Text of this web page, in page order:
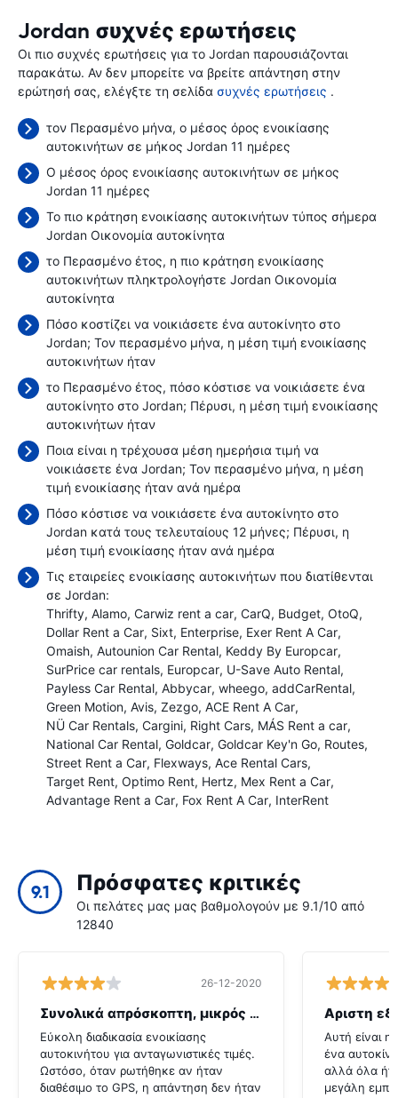
Jordan συχνές ερωτήσεις
Οι πιο συχνές ερωτήσεις για το Jordan παρουσιάζονται
παρακάτω. Αν δεν μπορείτε να βρείτε απάντηση στην
ερώτησή σας, ελέγξτε τη σελίδα συχνές ερωτήσεις .
τον Περασμένο μήνα, ο μέσος όρος ενοικίασης
αυτοκινήτων σε μήκος Jordan 11 ημέρες
Ο μέσος όρος ενοικίασης αυτοκινήτων σε μήκος
Jordan 11 ημέρες
Το πιο κράτηση ενοικίασης αυτοκινήτων τύπος σήμερα
Jordan Οικονομία αυτοκίνητα
το Περασμένο έτος, η πιο κράτηση ενοικίασης
αυτοκινήτων πληκτρολογήστε Jordan Οικονομία
αυτοκίνητα
Πόσο κοστίζει να νοικιάσετε ένα αυτοκίνητο στο
Jordan; Τον περασμένο μήνα, η μέση τιμή ενοικίασης
αυτοκινήτων ήταν
το Περασμένο έτος, πόσο κόστισε να νοικιάσετε ένα
αυτοκίνητο στο Jordan; Πέρυσι, η μέση τιμή ενοικίασης
αυτοκινήτων ήταν
Ποια είναι η τρέχουσα μέση ημερήσια τιμή να
νοικιάσετε ένα Jordan; Τον περασμένο μήνα, η μέση
τιμή ενοικίασης ήταν ανά ημέρα
Πόσο κόστισε να νοικιάσετε ένα αυτοκίνητο στο
Jordan κατά τους τελευταίους 12 μήνες; Πέρυσι, η
μέση τιμή ενοικίασης ήταν ανά ημέρα
Τις εταιρείες ενοικίασης αυτοκινήτων που διατίθενται
σε Jordan:
Thrifty Alamo Carwiz rent a car CarQ Budget OtoQ
Dollar Rent a Car Sixt Enterprise Exer Rent A Car
Omaish Autounion Car Rental Keddy By Europcar
SurPrice car rentals Europcar U-Save Auto Rental
Payless Car Rental Abbycar wheego addCarRental
Green Motion Avis Zezgo ACE Rent A Car
NÜ Car Rentals Cargini Right Cars MÁS Rent a car
National Car Rental Goldcar Goldcar Key'n Go Routes
Street Rent a Car Flexways Ace Rental Cars
Target Rent Optimo Rent Hertz Mex Rent a Car
Advantage Rent a Car Fox Rent A Car InterRent
9.1 Πρόσφατες κριτικές
Οι πελάτες μας μας βαθμολογούν με 9.1/10 από
12840
26-12-2020
Συνολικά απρόσκοπτη, μικρός λόξυγκας
Εύκολη διαδικασία ενοικίασης
αυτοκινήτου για ανταγωνιστικές τιμές.
Ωστόσο, όταν ρωτήθηκε αν ήταν
διαθέσιμο το GPS, η απάντηση δεν ήταν
Αριστη
Αυτή είναι
ένα
αλλά όλα
μεγάλη